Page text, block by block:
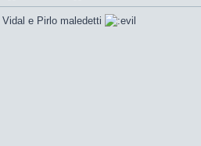
Vidal e Pirlo maledetti